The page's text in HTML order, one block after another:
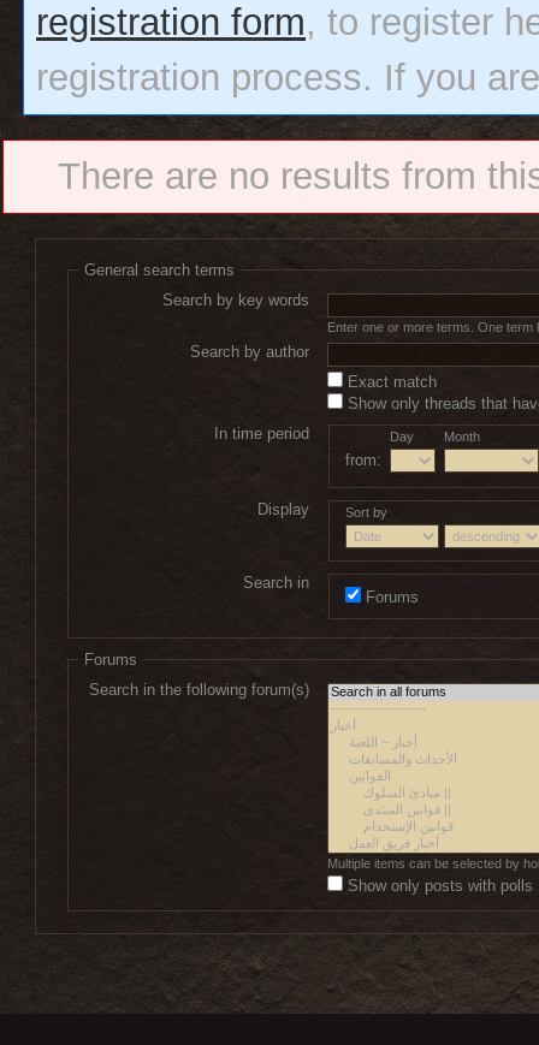
registration form, to register
registration process. If you
There are no results from
General search terms
Search by key words
Enter one or more terms. One
Search by author
Exact match
Show only threads that
In time period
from:
Day Month
Display Sort by
Search in
Forums
Forums
Search in the following forum(s)
Multiple items can be selected by
Show only posts with polls